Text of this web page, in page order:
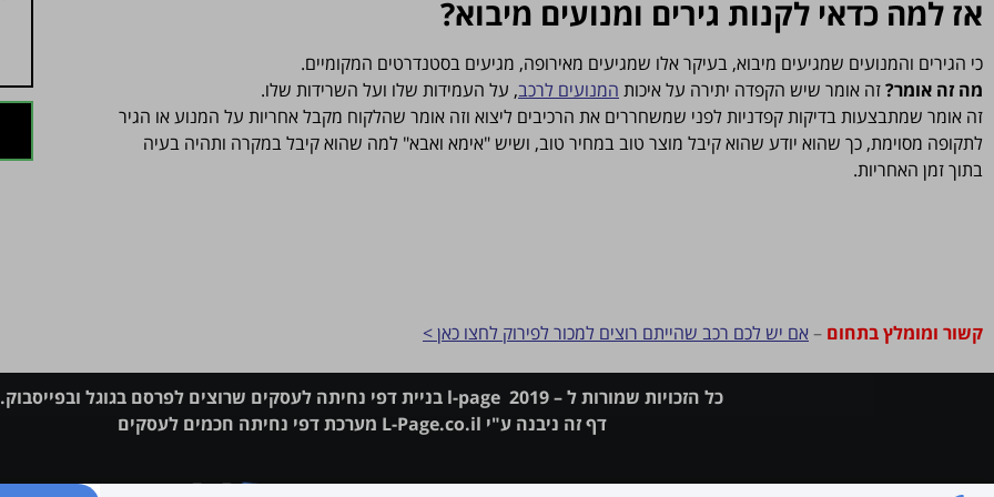
אז למה כדאי לקנות גירים ומנועים מיבוא?
כי הגירים והמנועים שמגיעים מיבוא, בעיקר אלו שמגיעים מאירופה, מגיעים בסטנדרטים המקומיים.
מה זה אומר?זה אומר שיש הקפדה יתירה על איכות המנועים לרכב, על העמידות שלו ועל השרידות שלו.
זה אומר שמתבצעות בדיקות קפדניות לפני שמשחררים את הרכיבים ליצוא וזה אומר שהלקוח מקבל אחריות על המנוע או הגיר
לתקופה מסוימת, כך שהוא יודע שהוא קיבל מוצר טוב במחיר טוב, ושיש "אימא ואבא" למה שהוא קיבל במקרה ותהיה בעיה
בתוך זמן האחריות.
קשור ומומלץ בתחום – אם יש לכם רכב שהייתם רוצים למכור לפירוק לחצו כאן >
כל הזכויות שמורות ל – l-page 2019 בניית דפי נחיתה לעסקים שרוצים לפרסם בגוגל ובפייסבוק.
דף זה ניבנה ע"י L-Page.co.il מערכתדפי נחיתה חכמים לעסקים